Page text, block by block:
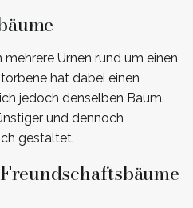
Urnen rund um einen
hat dabei einen
jedoch denselben Baum.
und dennoch
gestaltet.